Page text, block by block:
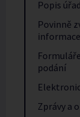
Popis
Povinně
informace
podání
Zprávy a